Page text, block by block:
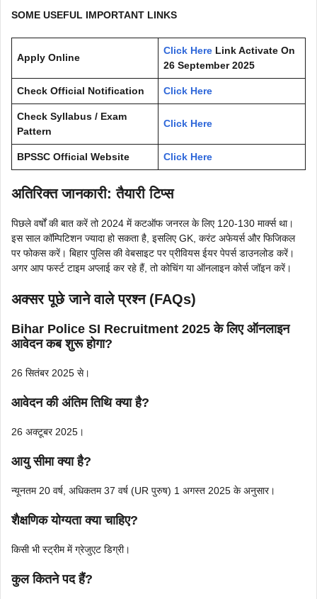
SOME USEFUL IMPORTANT LINKS
Apply Online
Click Here Link Activate On
26 September 2025
Check Official Notification Click Here
Check Syllabus / Exam
Pattern
Click Here
BPSSC Official Website Click Here
अतिरिक्त जानकारी: तैयारी टिप्स
पिछले वर्षों की बात करें तो 2024 में कटऑफ जनरल के लिए 120-130 मार्क्स था।
इस साल कॉम्पिटिशन ज्यादा हो सकता है, इसलिए GK, करंट अफेयर्स और फिजिकल
पर फोकस करें। बिहार पुलिस की वेबसाइट पर प्रीवियस ईयर पेपर्स डाउनलोड करें।
अगर आप फर्स्ट टाइम अप्लाई कर रहे हैं, तो कोचिंग या ऑनलाइन कोर्स जॉइन करें।
अक्सर पूछे जाने वाले प्रश्न (FAQs)
Bihar Police SI Recruitment 2025 के लिए ऑनलाइन
आवेदन कब शुरू होगा?
26 सितंबर 2025 से।
आवेदन की अंतिम तिथि क्या है?
26 अक्टूबर 2025।
आयु सीमा क्या है?
न्यूनतम 20 वर्ष, अधिकतम 37 वर्ष (UR पुरुष) 1 अगस्त 2025 के अनुसार।
शैक्षणिक योग्यता क्या चाहिए?
किसी भी स्ट्रीम में ग्रेजुएट डिग्री।
कुल कितने पद हैं?